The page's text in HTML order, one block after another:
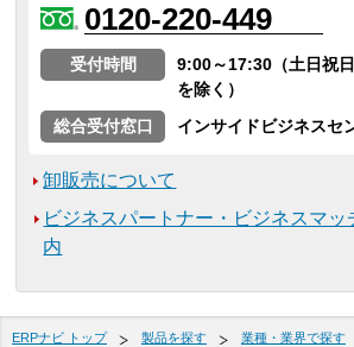
0120-220-449
受付時間
9:00～17:30（土日祝
を除く）
総合受付窓口
インサイドビジネスセ
卸販売について
ビジネスパートナー・ビジネスマッ
内
ERPナビ トップ 製品を探す 業種・業界で探す